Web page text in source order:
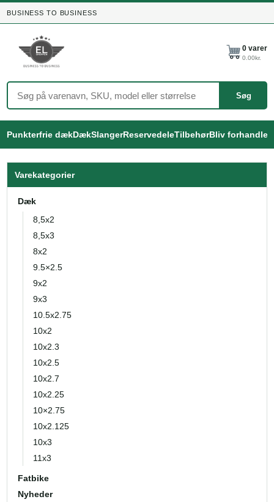
BUSINESS TO BUSINESS
Søg
0 varer
0.00kr.
Punkterfrie dækDækSlangerReservedeleTilbehørBliv
Varekategorier
Dæk
8,5x2
8,5x3
8x2
9.5×2.5
9x2
9x3
10.5x2.75
10x2
10x2.3
10x2.5
10x2.7
10x2.25
10×2.75
10x2.125
10x3
11x3
Fatbike
Nyheder